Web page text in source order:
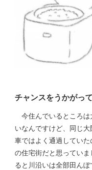
チャンスをうかがっ
今住んでいるところは
いなんですけど、同じ
車ではよく通過してい
の住宅街だと思ってい
ると川沿いは全部田ん